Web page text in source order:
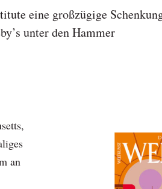
eine großzügige
unter den Hammer
an